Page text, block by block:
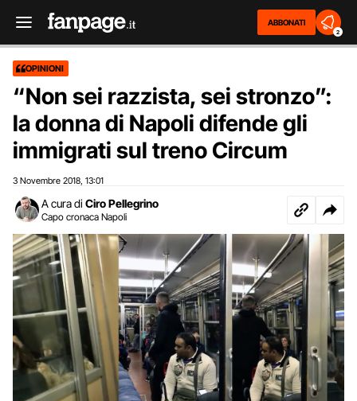
ABBONATI
2
OPINIONI
“Non sei razzista, sei stronzo”:
la donna di Napoli difende gli
immigrati sul treno Circum
3 Novembre 2018 13:01
A cura di Ciro Pellegrino
Capo cronaca Napoli